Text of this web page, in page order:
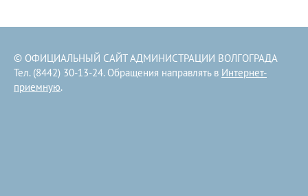
© ОФИЦИАЛЬНЫЙ САЙТ АДМИНИСТРАЦИИ ВОЛГОГРАДА
Тел. (8442) 30-13-24. Обращения направлять в Интернет-
приемную.